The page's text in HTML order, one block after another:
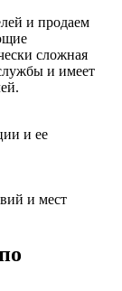
и продаем
сложная
и имеет
и ее
и мест